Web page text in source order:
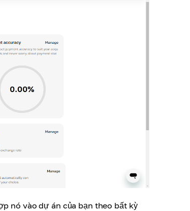
nó vào dự án của bạn theo bất kỳ